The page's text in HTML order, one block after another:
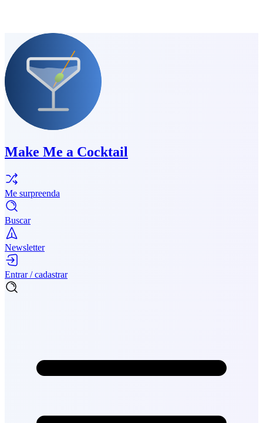
Make Me a Cocktail
Me surpreenda
Buscar
Newsletter
Entrar / cadastrar